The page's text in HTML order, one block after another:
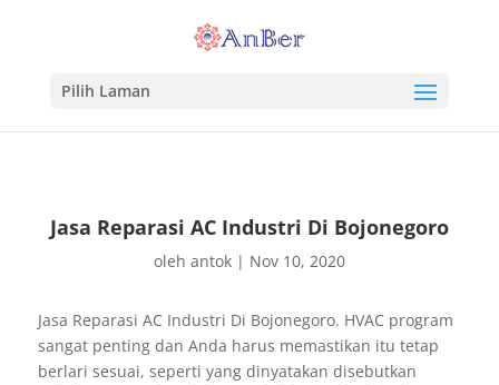
Pilih Laman
Jasa Reparasi AC Industri Di Bojonegoro
oleh antok| Nov 10, 2020
Jasa Reparasi AC Industri Di Bojonegoro. HVAC program
sangat penting dan Anda harus memastikan itu tetap
berlari sesuai, seperti yang dinyatakan disebutkan